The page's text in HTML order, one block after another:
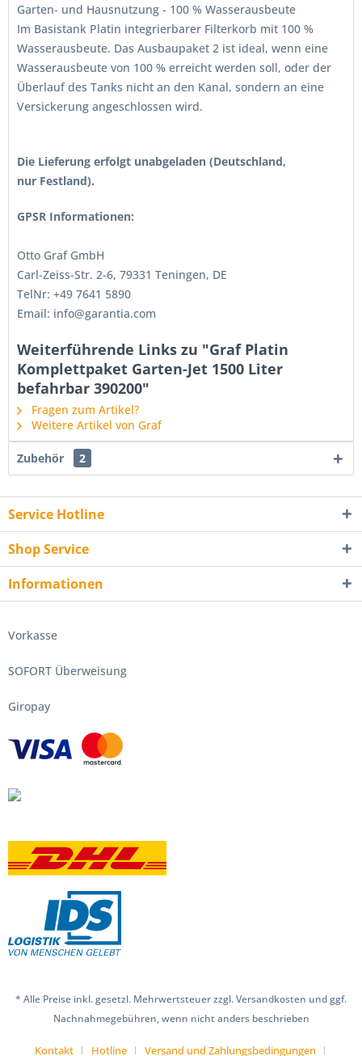
Garten- und Hausnutzung - 100 % Wasserausbeute
Im Basistank Platin integrierbarer Filterkorb mit 100 %
Wasserausbeute. Das Ausbaupaket 2 ist ideal, wenn eine
Wasserausbeute von 100 % erreicht werden soll, oder der
Überlauf des Tanks nicht an den Kanal, sondern an eine
Versickerung angeschlossen wird.
Die Lieferung erfolgt unabgeladen (Deutschland,
nur Festland).
GPSR Informationen:
Otto Graf GmbH
Carl-Zeiss-Str. 2-6, 79331 Teningen, DE
TelNr: +49 7641 5890
Email: info@garantia.com
Weiterführende Links zu "Graf Platin
Komplettpaket Garten-Jet 1500 Liter
befahrbar 390200"
Fragen zum Artikel?
Weitere Artikel von Graf
Zubehör 2
Service Hotline
Shop Service
Informationen
Vorkasse
SOFORT Überweisung
Giropay
* Alle Preise inkl. gesetzl. Mehrwertsteuer zzgl. Versandkosten und ggf.
Nachnahmegebühren, wenn nicht anders beschrieben
Kontakt Hotline
Versand und Zahlungsbedingungen